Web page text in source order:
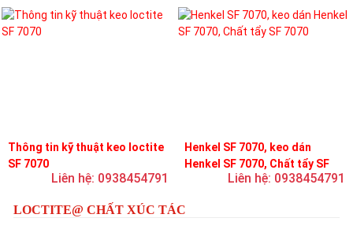
Thông tin kỹ thuật keo loctite
SF 7070
Liên hệ: 0938454791
Henkel SF 7070, keo dán
Henkel SF 7070, Chất tẩy SF
Liên hệ: 0938454791
LOCTITE@ CHẤT XÚC TÁC